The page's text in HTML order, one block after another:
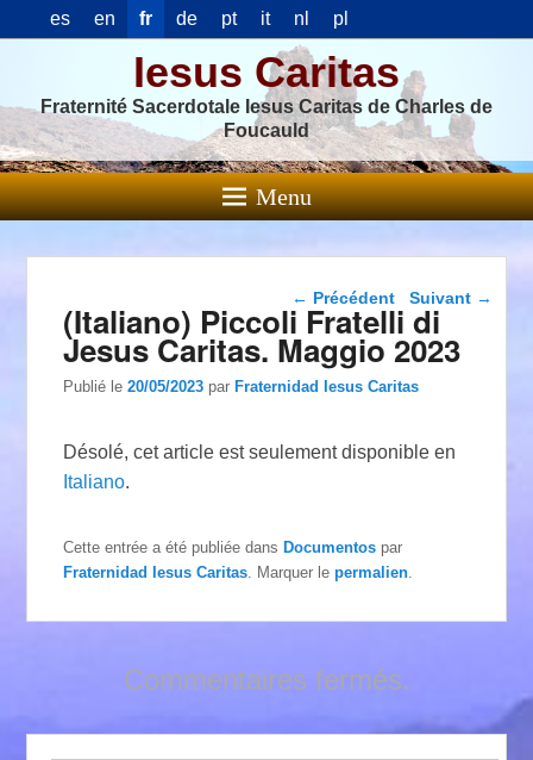
es en fr de pt it nl pl
Iesus Caritas
Fraternité Sacerdotale Iesus Caritas de Charles de
Foucauld
Menu
Navigation dans les
articles
← Précédent Suivant →
(Italiano) Piccoli Fratelli di
Jesus Caritas. Maggio 2023
Publié le20/05/2023 parFraternidad Iesus Caritas
Désolé, cet article est seulement disponible en
Italiano.
Cette entrée a été publiée dansDocumentos par
Fraternidad Iesus Caritas . Marquer lepermalien
Commentaires fermés.